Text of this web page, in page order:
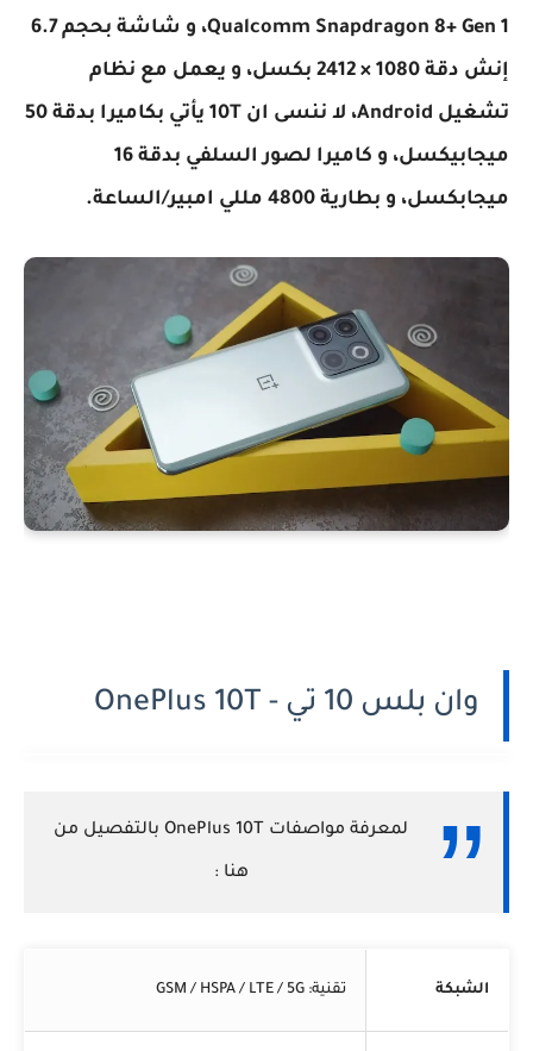
Qualcomm Snapdragon 8+ Gen 1، و شاشة بحجم 6.7
إنش دقة 1080 × 2412 بكسل، و يعمل مع نظام
تشغيل Android، لا ننسى ان 10T يأتي بكاميرا بدقة 50
ميجابيكسل، و كاميرا لصور السلفي بدقة 16
ميجابكسل، و بطارية 4800 مللي امبير/الساعة.
وان بلس 10 تي - OnePlus 10T
لمعرفة مواصفات OnePlus 10T بالتفصيل من
هنا :
الشبكة تقنية: GSM / HSPA / LTE / 5G